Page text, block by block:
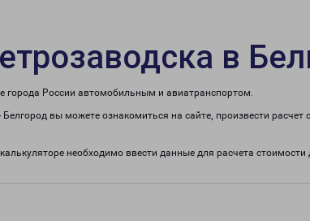
в
города России автомобильным и авиатранспортом.
вы можете ознакомиться на сайте, произвести
необходимо ввести данные для расчета